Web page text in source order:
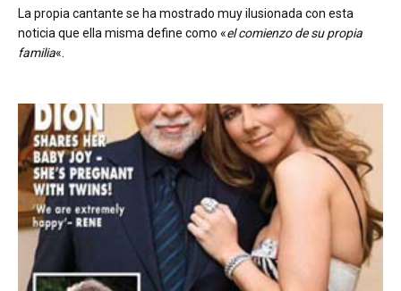
La propia cantante se ha mostrado muy ilusionada con esta
noticia que ella misma define como «el comienzo de su propia
familia«.